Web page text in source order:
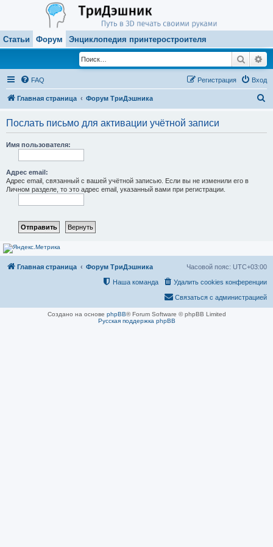
Статьи Форум Энциклопедия принтеростроителя
Поиск
FAQ Вход
Регистрация
Главная страница Форум ТриДэшника
Послать письмо для активации учётной записи
Имя пользователя:
Адрес email:
Адрес email, связанный с вашей учётной записью. Если вы не изменили его в
Личном разделе, то это адрес email, указанный вами при регистрации.
Главная страница Форум ТриДэшника Часовой пояс: UTC+03:00
Удалить cookies конференции
Наша команда
Связаться с администрацией
Создано на основе phpBB® Forum Software © phpBB Limited
Русская поддержка phpBB